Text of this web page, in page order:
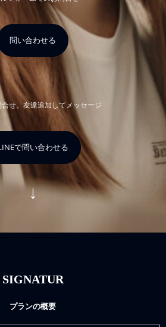
問い合わせる
合せ。友達追加してメッセージ
で問い合わせる
↓
SIGNATUR
プランの概要